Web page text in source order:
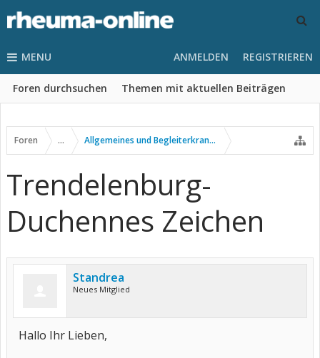
MENU
Foren durchsuchen Themen mit aktuellen Beiträgen
ANMELDEN REGISTRIEREN
Foren ... Allgemeines und Begleiterkrankungen
Trendelenburg-
Duchennes Zeichen
Standrea
Neues Mitglied
Hallo Ihr Lieben,